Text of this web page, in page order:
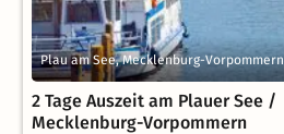
Plau am See, Mecklenburg-Vorpommern
2 Tage Auszeit am Plauer See /
Mecklenburg-Vorpommern